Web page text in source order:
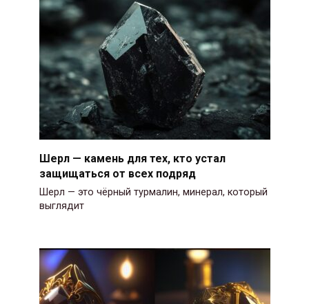
Шерл — камень для тех, кто устал
защищаться от всех подряд
Шерл — это чёрный турмалин, минерал, который
выглядит